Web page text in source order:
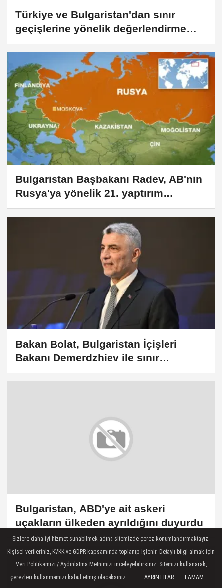
Türkiye ve Bulgaristan'dan sınır
geçişlerine yönelik değerlendirme
toplantısı yapıldı
Bulgaristan Başbakanı Radev, AB'nin
Rusya'ya yönelik 21. yaptırım
paketine çekince koyacaklarını
Bakan Bolat, Bulgaristan İçişleri
Bakanı Demerdzhiev ile sınır
kapılarındaki yoğunluğu görüştü
Bulgaristan, ABD'ye ait askeri
uçakların ülkeden ayrıldığını duyurdu
Sizlere daha iyi hizmet sunabilmek adına sitemizde çerez konumlandırmaktayız.
Kişisel verileriniz, KVKK ve GDPR kapsamında toplanıp işlenir. Detaylı bilgi almak için
Veri Politikamızı / Aydınlatma Metnimizi inceleyebilirsiniz. Sitemizi kullanarak,
çerezleri kullanmamızı kabul etmiş olacaksınız.
AYRINTILAR TAMAM